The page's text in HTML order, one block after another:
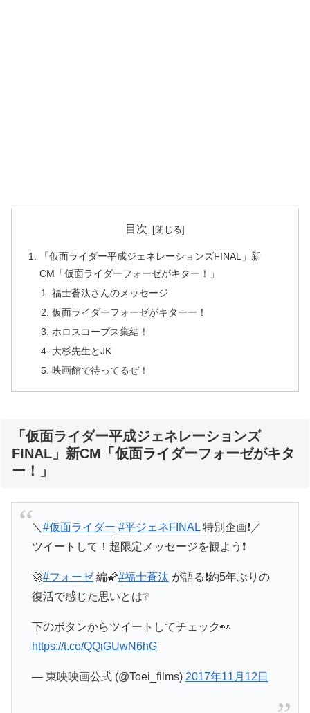
目次
「仮面ライダー平成ジェネレーションズFINAL」新
CM「仮面ライダーフォーゼがキター！」
福士蒼汰さんのメッセージ
仮面ライダーフォーゼがキターー！
ホロスコープス集結！
大杉先生とJK
映画館で待ってるぜ！
「仮面ライダー平成ジェネレーションズ
FINAL」新CM「仮面ライダーフォーゼがキタ
ー！」
＼ #仮面ライダー #平ジェネFINAL特別企画❗／
ツイートして！超限定メッセージを観よう❗
🚀#フォーゼ編🌠#福士蒼汰 が語る❗約5年ぶりの
復活で感じた思いとは❔
下のボタンからツイートしてチェック👀
https://t.co/QQiGUwN6hG
— 東映映画公式 (@Toei_films) 2017年11月12日